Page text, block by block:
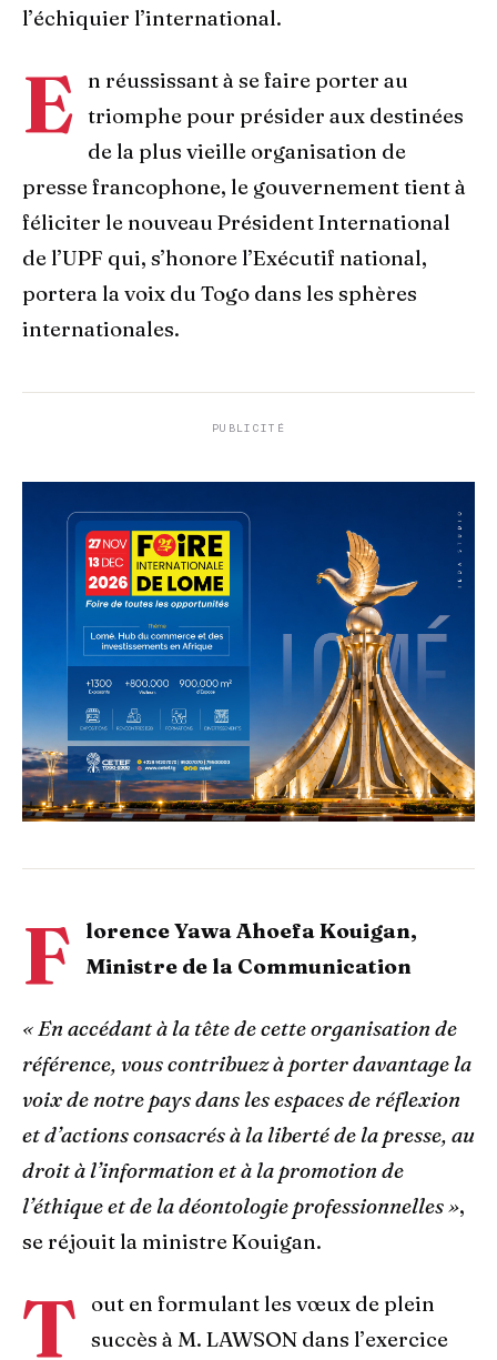
l’échiquier l’international.
E
n réussissant à se faire porter au
triomphe pour présider aux destinées
de la plus vieille organisation de
presse francophone, le gouvernement tient à
féliciter le nouveau Président International
de l’UPF qui, s’honore l’Exécutif national,
portera la voix du Togo dans les sphères
internationales.
PUBLICITÉ
F
lorence Yawa Ahoefa Kouigan,
Ministre de la Communication
« En accédant à la tête de cette organisation de
référence, vous contribuez à porter davantage la
voix de notre pays dans les espaces de réflexion
et d’actions consacrés à la liberté de la presse, au
droit à l’information et à la promotion de
l’éthique et de la déontologie professionnelles »,
se réjouit la ministre Kouigan.
T
out en formulant les vœux de plein
succès à M. LAWSON dans l’exercice